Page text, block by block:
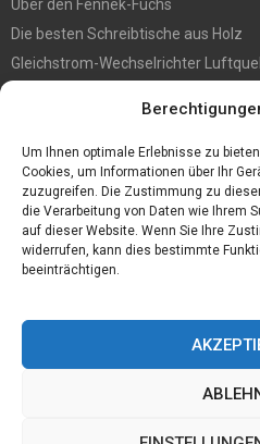
Um Ihnen optimale Erlebnisse zu
Cookies, um Informationen über Ihr
zuzugreifen. Die Zustimmung zu
die Verarbeitung von Daten wie Ihrem
auf dieser Website. Wenn Sie Ihre
widerrufen, kann dies bestimmte
beeinträchtigen.
Über den Fennek-Fuchs
Die besten Schreibtische aus Holz
Gleichstrom-Wechselrichter
Befall vorbeugen? So werden Sie
Ein Convoi Exceptionnel gehört in